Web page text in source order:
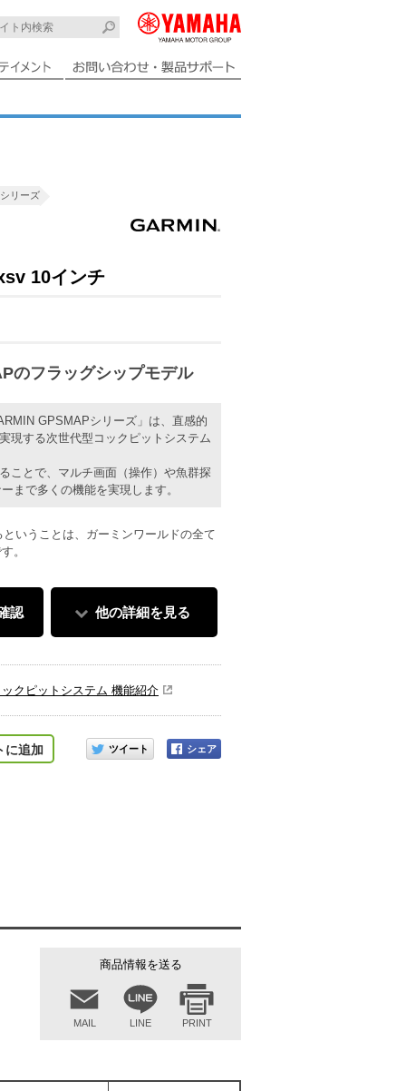
リーズ
10インチ
のフラッグシップモデル
GPSMAPシリーズ」は、直感的
現する次世代型コックピットシステム
ことで、マルチ画面（操作）や魚群探
まで多くの機能を実現します。
いうことは、ガーミンワールドの全て
。
認 他の詳細を見る
クピットシステム 機能紹介
に追加
このアイテムをシェアする
商品情報を送る
MAIL LINE PRINT